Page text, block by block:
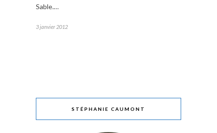
Sable.…
3 janvier 2012
STÉPHANIE CAUMONT